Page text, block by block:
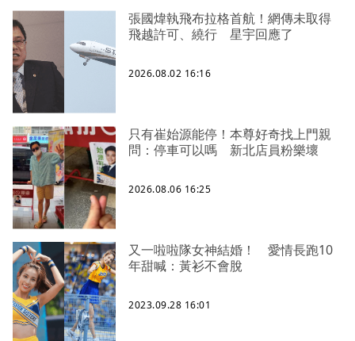
張國煒執飛布拉格首航！網傳未取得
飛越許可、繞行 星宇回應了
2026.08.02 16:16
只有崔始源能停！本尊好奇找上門親
問：停車可以嗎 新北店員粉樂壞
2026.08.06 16:25
又一啦啦隊女神結婚！ 愛情長跑10
年甜喊：黃衫不會脫
2023.09.28 16:01